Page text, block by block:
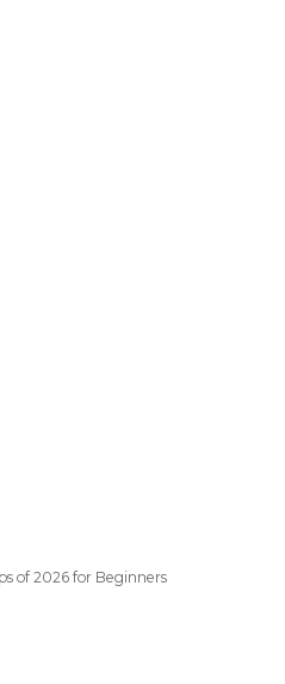
of 2026 for Beginners